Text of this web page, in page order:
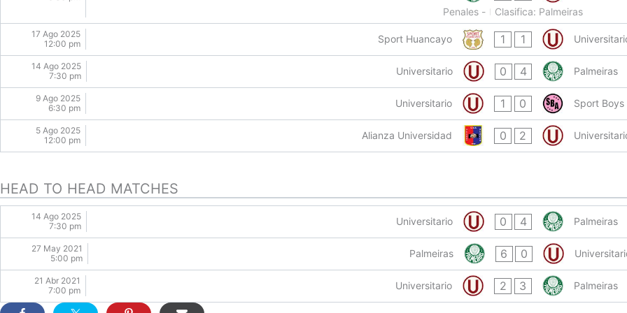
Penales -
Clasifica: Palmeiras
17 Ago 2025
12:00 pm
Sport Huancayo 1 1
14 Ago 2025
7:30 pm
Universitario 0 4 Palmeiras
9 Ago 2025
6:30 pm
Universitario 1 0 Sport Boys
5 Ago 2025
12:00 pm
Alianza Universidad 0 2
HEAD TO HEAD MATCHES
14 Ago 2025
7:30 pm
Universitario 0 4 Palmeiras
27 May 2021
5:00 pm
Palmeiras 6 0
21 Abr 2021
7:00 pm
Universitario 2 3 Palmeiras